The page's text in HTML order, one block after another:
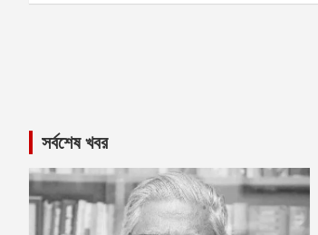
সর্বশেষ খবর